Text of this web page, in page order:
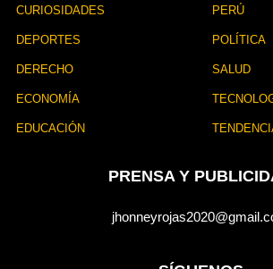
CURIOSIDADES
DEPORTES
DERECHO
ECONOMÍA
EDUCACIÓN
PERÚ
POLÍTICA
SALUD
PRENSA Y